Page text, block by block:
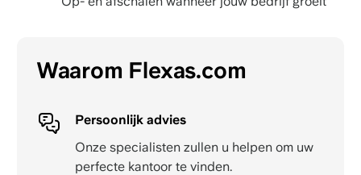
Waarom Flexas.com
Persoonlijk advies
Onze specialisten zullen u helpen om uw
perfecte kantoor te vinden.